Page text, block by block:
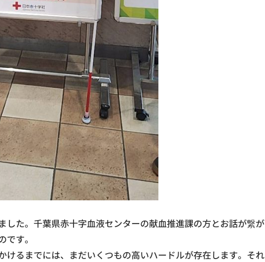
した。 千葉県赤十字血液センターの献血推進課の方とお話が繋が
す。
るまでには、 まだいくつもの高いハードルが存在します。それ